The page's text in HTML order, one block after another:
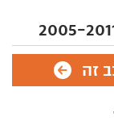
2005-
זה